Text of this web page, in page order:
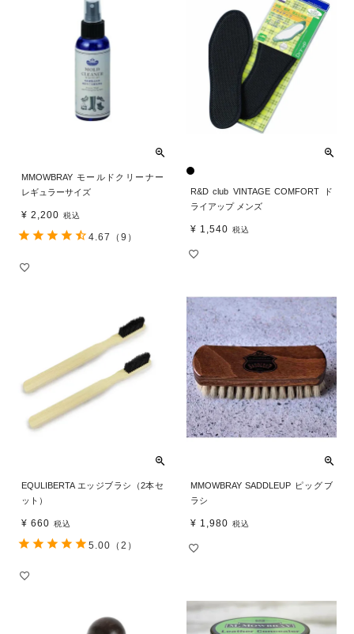
MMOWBRAY モールドクリーナー
レギュラーサイズ
¥ 2,200 税込
4.67 （9）
R&D club VINTAGE COMFORT ド
ライアップ メンズ
¥ 1,540 税込
EQULIBERTA エッジブラシ（2本セ
ット）
¥ 660 税込
5.00 （2）
MMOWBRAY SADDLEUP ピッグブ
ラシ
¥ 1,980 税込